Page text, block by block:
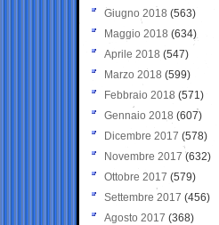
Giugno 2018 (563)
Maggio 2018 (634)
Aprile 2018 (547)
Marzo 2018 (599)
Febbraio 2018 (571)
Gennaio 2018 (607)
Dicembre 2017 (578)
Novembre 2017 (632)
Ottobre 2017 (579)
Settembre 2017 (456)
Agosto 2017 (368)